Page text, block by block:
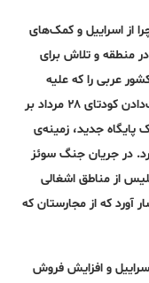
از اسراییل و کمک‌های
منطقه و تلاش برای
عربی را که علیه
کمونیسم مبارزه کند در پیش گرفت. او با ترتیب‌دادن کودتای ۲۸ مرداد بر
پایگاه جدید، زمینه‌ی
در جریان جنگ سوئز
از مناطق اشغالی
آورد که از مجارستان که
از اسراییل و افزایش فروش